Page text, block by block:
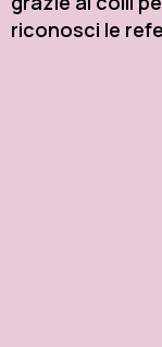
riconosci le